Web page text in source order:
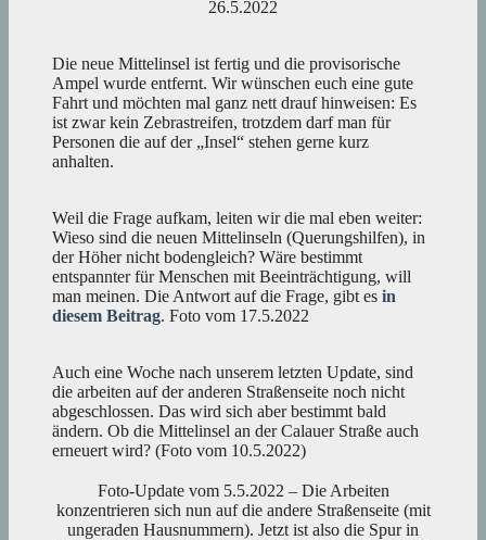
26.5.2022
Die neue Mittelinsel ist fertig und die provisorische
Ampel wurde entfernt. Wir wünschen euch eine gute
Fahrt und möchten mal ganz nett drauf hinweisen: Es
ist zwar kein Zebrastreifen, trotzdem darf man für
Personen die auf der „Insel“ stehen gerne kurz
anhalten.
Weil die Frage aufkam, leiten wir die mal eben weiter:
Wieso sind die neuen Mittelinseln (Querungshilfen), in
der Höher nicht bodengleich? Wäre bestimmt
entspannter für Menschen mit Beeinträchtigung, will
man meinen. Die Antwort auf die Frage, gibt es in
diesem Beitrag. Foto vom 17.5.2022
Auch eine Woche nach unserem letzten Update, sind
die arbeiten auf der anderen Straßenseite noch nicht
abgeschlossen. Das wird sich aber bestimmt bald
ändern. Ob die Mittelinsel an der Calauer Straße auch
erneuert wird? (Foto vom 10.5.2022)
Foto-Update vom 5.5.2022 – Die Arbeiten
konzentrieren sich nun auf die andere Straßenseite (mit
ungeraden Hausnummern). Jetzt ist also die Spur in